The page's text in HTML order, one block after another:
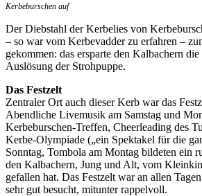
Kerbeburschen auf
Der Diebstahl der Kerbelies von
– so war vom Kerbevadder zu erfahren –
gekommen: das ersparte den Kalbachern
Auslösung der Strohpuppe.
Das Festzelt
Zentraler Ort auch dieser Kerb war das
Abendliche Livemusik am Samstag und
Kerbeburschen-Treffen, Cheerleading des
Kerbe-Olympiade („ein Spektakel für die
Sonntag, Tombola am Montag bildeten ein
den Kalbachern, Jung und Alt, vom
gefallen hat. Das Festzelt war an allen
sehr gut besucht, mitunter rappelvoll.